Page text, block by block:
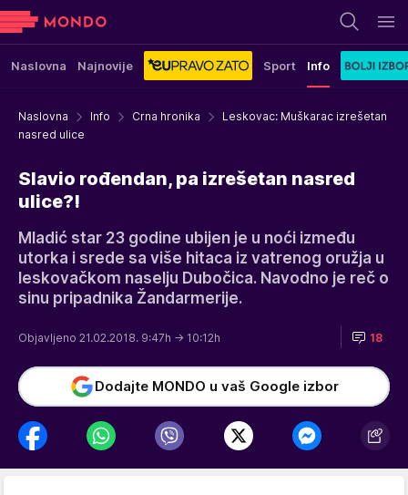
Naslovna Najnovije Sport Info
Naslovna Info Crna hronika
Leskovac: Muškarac izrešetan
nasred ulice
Slavio rođendan, pa izrešetan nasred
ulice?!
Mladić star 23 godine ubijen je u noći između
utorka i srede sa više hitaca iz vatrenog oružja u
leskovačkom naselju Dubočica. Navodno je reč o
sinu pripadnika Žandarmerije.
Objavljeno 21.02.2018. 9:47h → 10:12h 18
Dodajte MONDO u vaš Google izbor